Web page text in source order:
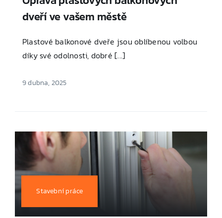
dveří ve vašem městě
Plastové balkonové dveře jsou oblíbenou volbou
díky své odolnosti, dobré [...]
9 dubna, 2025
Stavební práce